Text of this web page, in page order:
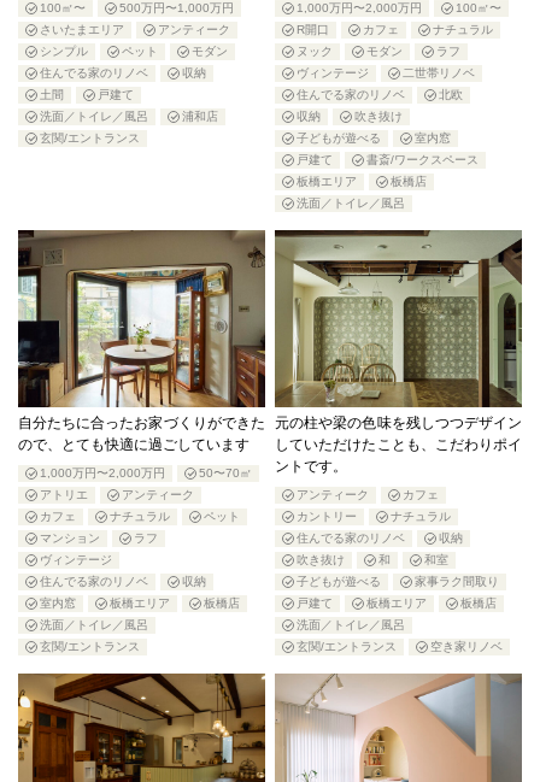
100㎡〜
500万円〜1,000万円
さいたまエリア
アンティーク
シンプル
ペット
モダン
住んでる家のリノベ
収納
土間
戸建て
洗面／トイレ／風呂
浦和店
玄関/エントランス
1,000万円〜2,000万円
100㎡〜
R開口
カフェ
ナチュラル
ヌック
モダン
ラフ
ヴィンテージ
二世帯リノベ
住んでる家のリノベ
北欧
収納
吹き抜け
子どもが遊べる
室内窓
戸建て
書斎/ワークスペース
板橋エリア
板橋店
洗面／トイレ／風呂
自分たちに合ったお家づくりができた
ので、とても快適に過ごしています
1,000万円〜2,000万円
50〜70㎡
アトリエ
アンティーク
カフェ
ナチュラル
ペット
マンション
ラフ
ヴィンテージ
住んでる家のリノベ
収納
室内窓
板橋エリア
板橋店
洗面／トイレ／風呂
玄関/エントランス
元の柱や梁の色味を残しつつデザイン
していただけたことも、こだわりポイ
ントです。
アンティーク
カフェ
カントリー
ナチュラル
住んでる家のリノベ
収納
吹き抜け
和
和室
子どもが遊べる
家事ラク間取り
戸建て
板橋エリア
板橋店
洗面／トイレ／風呂
玄関/エントランス
空き家リノベ